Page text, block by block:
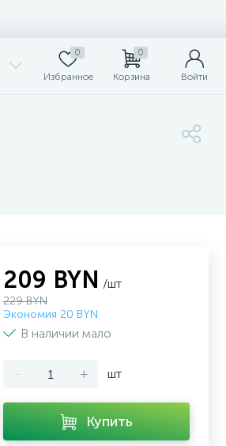
0
Избранное
0
Корзина Войти
209 BYN /шт
229 BYN
Экономия 20 BYN
В наличии мало
- + шт
Купить